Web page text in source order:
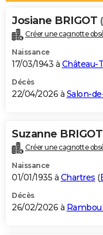
Alimentation
Guide de la santé
Maladies
Médicaments
Sommeil
VOYAGE
Destinations
City break
Voyage nature
Voyage de noces
Forum
Climat
+PHOTO
GUIDES D'ACHAT
BONS PLANS
Carte de Noël
Carte Bonne année
Carte Saint-Valentin
Carte Pâques
Carte d'anniversaire
DICTIONNAIRE
Dictionnaire
Biographies
Citations
Expressions
Proverbes
PROGRAMME TV
S'inscrire
Se connecter
Lycées
Collèges
Primaires
Universités
Entreprises
Service militaire
Avis de recherche
AVIS DE DÉCÈS
Josiane BRIGOT
Créer une cagnotte
Naissance
17/03/1943 à Château-
Décès
22/04/2026 à Salon-
Suzanne BRIGOT
Créer une cagnotte
Naissance
01/01/1935 à Chartres (
Décès
26/02/2026 à